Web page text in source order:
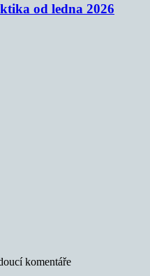
od ledna 2026
komentáře